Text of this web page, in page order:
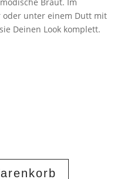
oder unter einem Dutt mit
Deinen Look komplett.